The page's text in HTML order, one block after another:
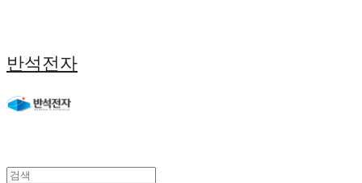
반석전자